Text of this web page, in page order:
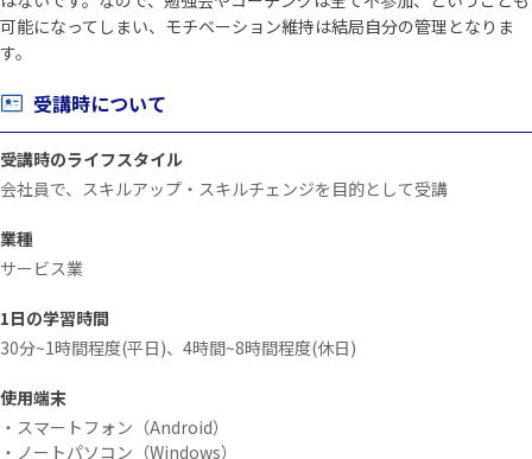
可能になってしまい、モチベーション維持は結局自分の管理となりま
す。
受講時について
受講時のライフスタイル
会社員で、スキルアップ・スキルチェンジを目的として受講
業種
サービス業
1日の学習時間
30分~1時間程度(平日)、4時間~8時間程度(休日)
使用端末
・スマートフォン（Android）
・ノートパソコン（Windows）